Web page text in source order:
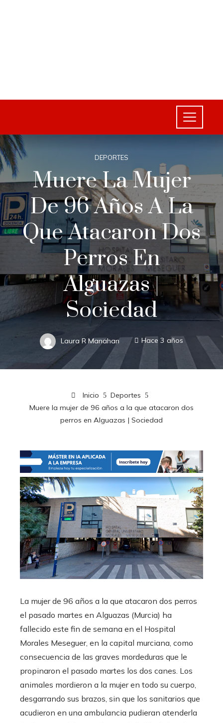
DEPORTES
Muere La Mujer
De 96 Años A La
Que Atacaron Dos
Perros En
Alguazas |
Sociedad
Laura R Manahan Hace 3 años
Inicio
Deportes
Muere la mujer de 96 años a la que atacaron dos
perros en Alguazas | Sociedad
La mujer de 96 años a la que atacaron dos perros
el pasado martes en Alguazas (Murcia) ha
fallecido este fin de semana en el Hospital
Morales Meseguer, en la capital murciana, como
consecuencia de las graves mordeduras que le
propinaron el pasado martes los dos canes. Los
animales mordieron a la mujer en todo su cuerpo,
desgarrando sus brazos, sin que los sanitarios que
acudieron en una ambulancia pudieran atenderla